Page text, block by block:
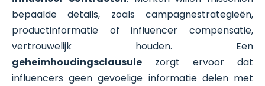
bepaalde details, zoals campagnestrategieën,
productinformatie of influencer compensatie,
vertrouwelijk houden. Een
geheimhoudingsclausule zorgt ervoor dat
influencers geen gevoelige informatie delen met